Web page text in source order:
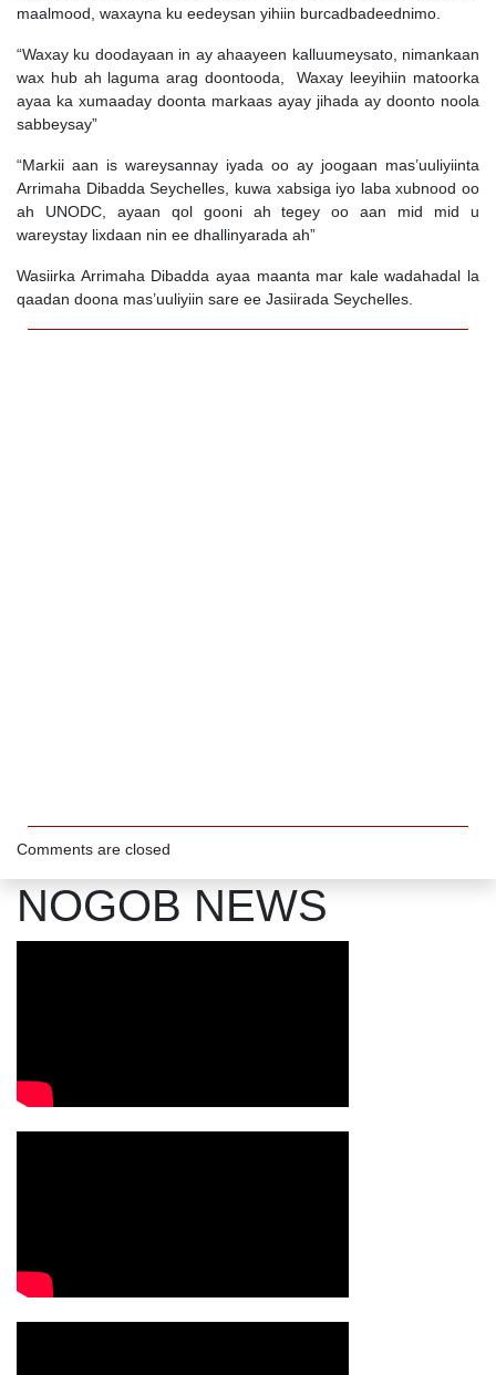
maalmood, waxayna ku eedeysan yihiin burcadbadeednimo.
“Waxay ku doodayaan in ay ahaayeen kalluumeysato, nimankaan
wax hub ah laguma arag doontooda, Waxay leeyihiin matoorka
ayaa ka xumaaday doonta markaas ayay jihada ay doonto noola
sabbeysay”
“Markii aan is wareysannay iyada oo ay joogaan mas’uuliyiinta
Arrimaha Dibadda Seychelles, kuwa xabsiga iyo laba xubnood oo
ah UNODC, ayaan qol gooni ah tegey oo aan mid mid u
wareystay lixdaan nin ee dhallinyarada ah”
Wasiirka Arrimaha Dibadda ayaa maanta mar kale wadahadal la
qaadan doona mas’uuliyiin sare ee Jasiirada Seychelles.
Comments are closed
NOGOB NEWS